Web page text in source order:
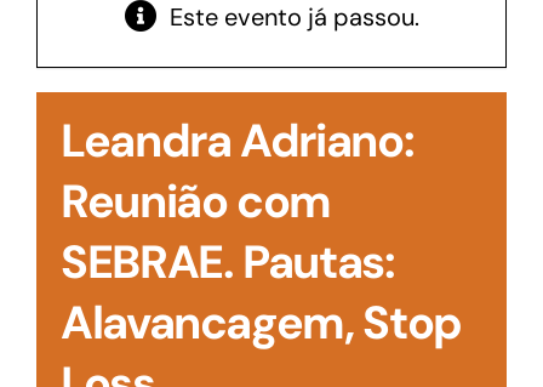
Este evento já passou.
Leandra Adriano:
Reunião com
SEBRAE. Pautas:
Alavancagem, Stop